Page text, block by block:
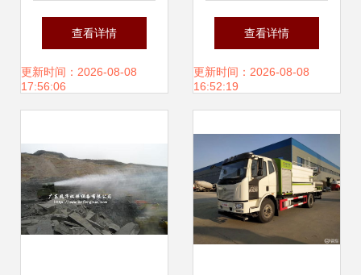
尘治理新篇章 超声
波干雾抑尘系统的
查看详情
更新时间：2026-08-08
17:56:06
尘治理 环保全套设
备的关键作用
查看详情
更新时间：2026-08-08
16:52:19